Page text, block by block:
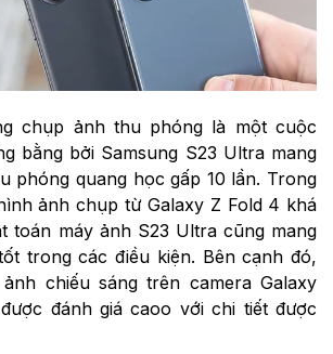
chụp ảnh thu phóng là một cuộc
bằng bởi Samsung S23 Ultra mang
phóng quang học gấp 10 lần. Trong
ảnh chụp từ Galaxy Z Fold 4 khá
toán máy ảnh S23 Ultra cũng mang
trong các điều kiện. Bên cạnh đó,
chiếu sáng trên camera Galaxy
đánh giá caoo với chi tiết được